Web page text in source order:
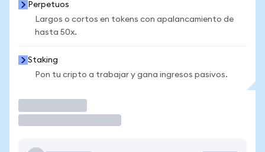
Perpetuos
Largos o cortos en tokens con apalancamiento de
hasta 50x.
Staking
Pon tu cripto a trabajar y gana ingresos pasivos.